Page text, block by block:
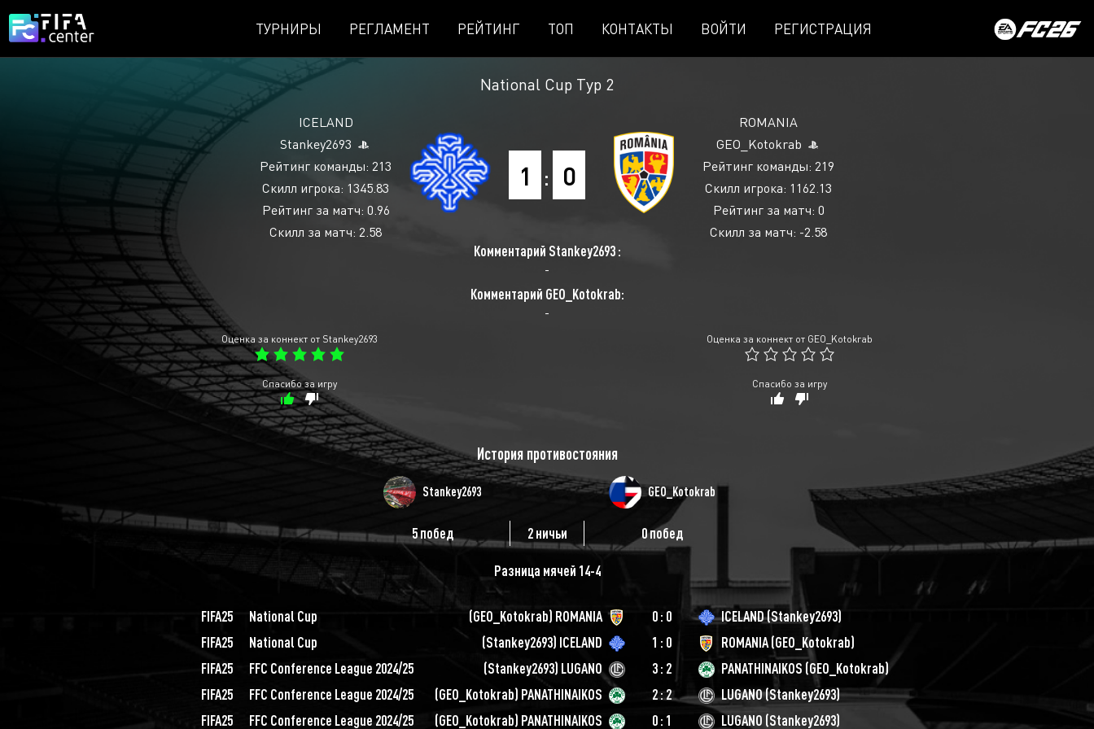
ТУРНИРЫ РЕГЛАМЕНТ РЕЙТИНГ ТОП КОНТАКТЫ ВОЙТИ РЕГИСТРАЦИЯ
National Cup Тур 2
ICELAND
Stankey2693
Рейтинг команды: 213
Скилл игрока: 1345.83
Рейтинг за матч: 0.96
Скилл за матч: 2.58
1 : 0
ROMANIA
GEO_Kotokrab
Рейтинг команды: 219
Скилл игрока: 1162.13
Рейтинг за матч: 0
Скилл за матч: -2.58
Комментарий Stankey2693 :
-
Комментарий GEO_Kotokrab:
-
Оценка за коннект от Stankey2693
Спасибо за игру
Оценка за коннект от GEO_Kotokrab
Спасибо за игру
История противостояния
Stankey2693 GEO_Kotokrab
5 побед 2 ничьи 0 побед
Разница мячей 14-4
FIFA25 National Cup (GEO_Kotokrab) ROMANIA 0 : 0 ICELAND(Stankey2693)
FIFA25
National Cup (Stankey2693) ICELAND 1 : 0 ROMANIA(GEO_Kotokrab)
FIFA25
FFC Conference League 2024/25 (Stankey2693) LUGANO 3 : 2 PANATHINAIKOS (GEO_Kotokrab)
FIFA25
FFC Conference League 2024/25 (GEO_Kotokrab) PANATHINAIKOS 2 : 2 LUGANO(Stankey2693)
FIFA25
FFC Conference League 2024/25 (GEO_Kotokrab) PANATHINAIKOS 0 : 1 LUGANO (Stankey2693)